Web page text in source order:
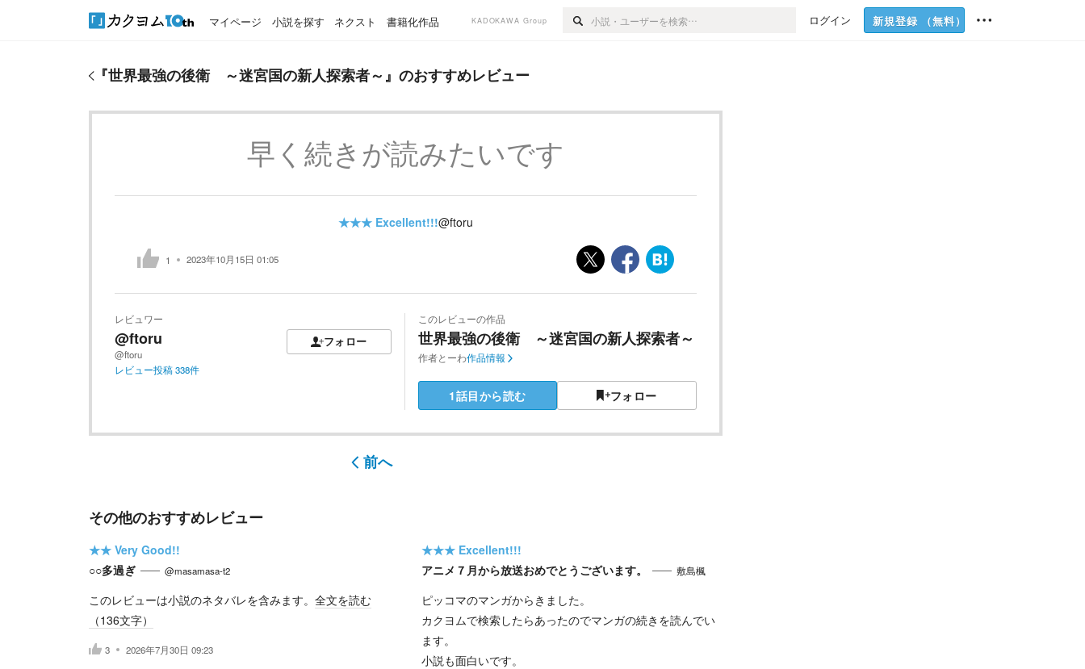
マイページ 小説を探す ネクスト 書籍化作品 KADOKAWA Group ログイン 新規登録 （無料）
『世界最強の後衛 ～迷宮国の新人探索者～』のおすすめレビュー
早く続きが読みたいです
★★★ Excellent!!!@ftoru
1 2023年10月15日 01:05
レビュワー
@ftoru
@ftoru
フォロー
レビュー投稿338件
このレビューの作品
世界最強の後衛 ～迷宮国の新人探索者～
作者とーわ作品情報
1話目から読む フォロー
前へ
その他のおすすめレビュー
★★ Very Good!!
○○多過ぎ
@masamasa-t2
このレビューは小説のネタバレを含みます。 全文を読む
（136文字）
3 2026年7月30日 09:23
★★★ Excellent!!!
アニメ７月から放送おめでとうございます。
敷島楓
ピッコマのマンガからきました。
カクヨムで検索したらあったのでマンガの続きを読んでい
ます。
小説も面白いです。